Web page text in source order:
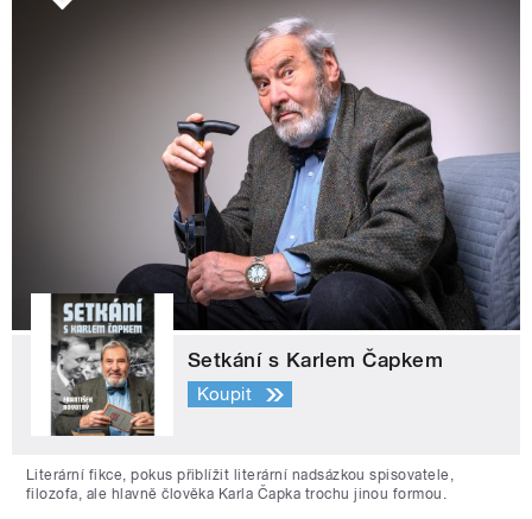
Setkání s Karlem Čapkem
Koupit
Literární fikce, pokus přiblížit literární nadsázkou spisovatele,
filozofa, ale hlavně člověka Karla Čapka trochu jinou formou.